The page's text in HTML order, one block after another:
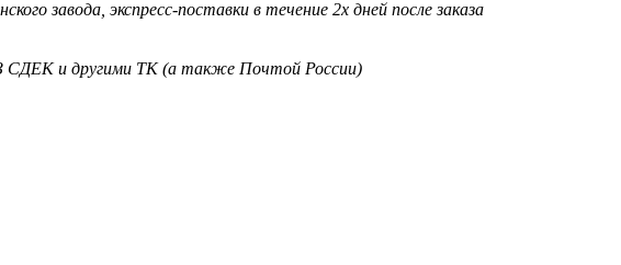
завода, экспресс-поставки в течение 2х дней после заказа
СДЕК и другими ТК (а также Почтой России)